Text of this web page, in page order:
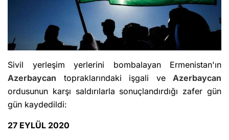
Sivil yerleşim yerlerini bombalayan Ermenistan'ın
Azerbaycan topraklarındaki işgali ve Azerbaycan
ordusunun karşı saldırılarla sonuçlandırdığı zafer gün
gün kaydedildi:
27 EYLÜL 2020